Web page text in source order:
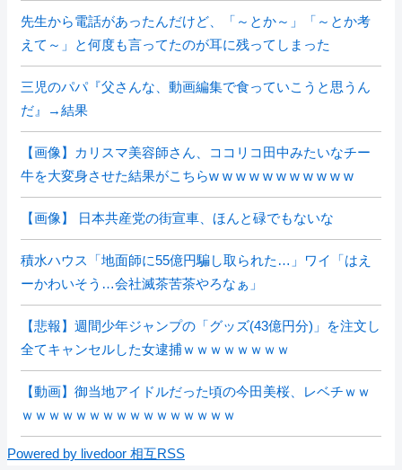
先生から電話があったんだけど、「～とか～」「～とか考
えて～」と何度も言ってたのが耳に残ってしまった
三児のパパ『父さんな、動画編集で食っていこうと思うん
だ』→結果
【画像】カリスマ美容師さん、ココリコ田中みたいなチー
牛を大変身させた結果がこちらw w w w w w w w w w w
【画像】 日本共産党の街宣車、ほんと碌でもないな
積水ハウス「地面師に55億円騙し取られた…」ワイ「はえ
ーかわいそう…会社滅茶苦茶やろなぁ」
【悲報】週間少年ジャンプの「グッズ(43億円分)」を注文し
全てキャンセルした女逮捕ｗｗｗｗｗｗｗｗ
【動画】御当地アイドルだった頃の今田美桜、レベチｗｗ
ｗｗｗｗｗｗｗｗｗｗｗｗｗｗｗｗ
Powered by livedoor 相互RSS